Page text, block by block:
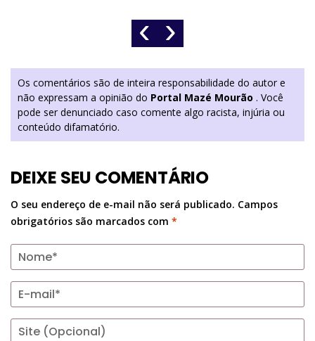
‹ ›
Os comentários são de inteira responsabilidade do autor e
não expressam a opinião do Portal Mazé Mourão . Você
pode ser denunciado caso comente algo racista, injúria ou
conteúdo difamatório.
DEIXE SEU COMENTÁRIO
O seu endereço de e-mail não será publicado. Campos
obrigatórios são marcados com *